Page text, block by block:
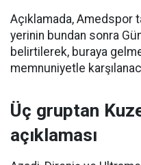
Açıklamada, Amedspor
yerinin bundan sonra
belirtilerek, buraya
memnuniyetle
Üç gruptan
açıklaması